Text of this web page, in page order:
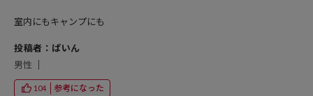
室内にもキャンプにも
投稿者：ぱいん
男性
104 参考になった